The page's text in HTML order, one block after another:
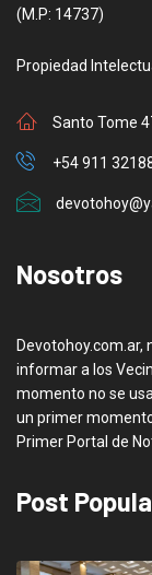
(M.P: 14737)
Propiedad
Santo Tome
+54 911
Nosotros
Devotohoy.com.ar,
informar a los
momento no se
un primer
Primer Portal de
Post